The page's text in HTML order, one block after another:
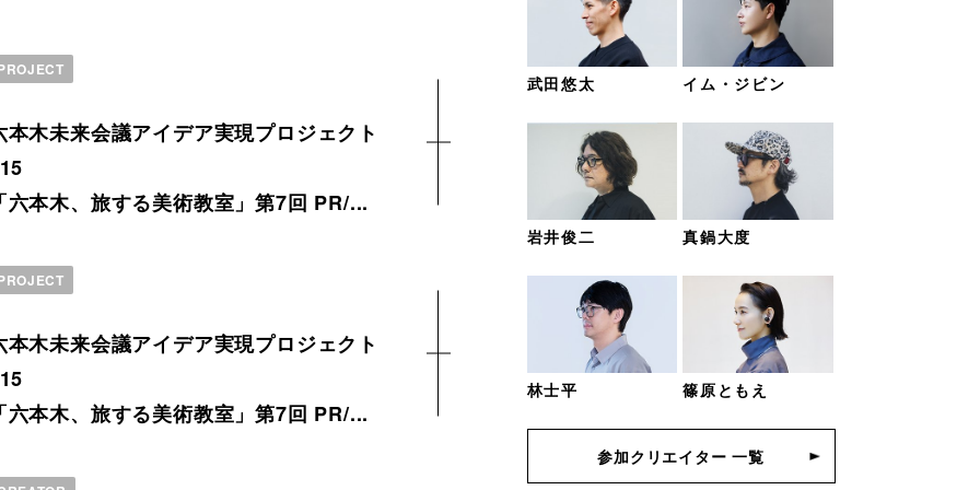
本木未来会議アイデア実現プロジェクト
六本木、旅する美術教室」第7回 PR/...
本木未来会議アイデア実現プロジェクト
六本木、旅する美術教室」第7回 PR/...
武田悠太 イム・ジビン
岩井俊二 真鍋大度
林士平 篠原ともえ
参加クリエイター 一覧